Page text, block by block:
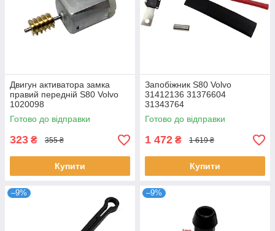
Двигун активатора замка
правий передній S80 Volvo
1020098
Готово до відправки
323 ₴ 355 ₴
Купити
Запобіжник S80 Volvo
31412136 31376604
31343764
Готово до відправки
1 472 ₴ 1 619 ₴
Купити
–9% –9%